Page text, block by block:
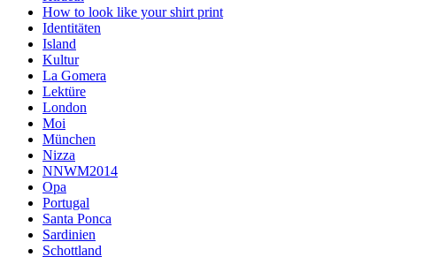
How to look like your shirt print
Identitäten
Island
Kultur
La Gomera
Lektüre
London
Moi
München
Nizza
NNWM2014
Opa
Portugal
Santa Ponca
Sardinien
Schottland